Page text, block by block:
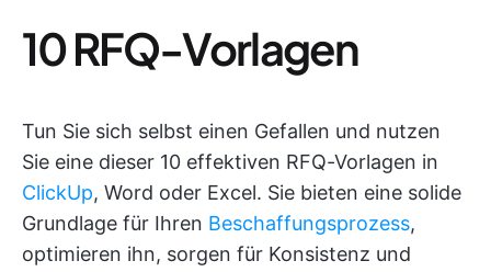
10 RFQ-Vorlagen
Tun Sie sich selbst einen Gefallen und nutzen
Sie eine dieser 10 effektiven RFQ-Vorlagen in
ClickUp, Word oder Excel. Sie bieten eine solide
Grundlage für Ihren Beschaffungsprozess,
optimieren ihn, sorgen für Konsistenz und